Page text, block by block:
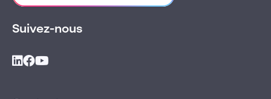
Suivez-nous